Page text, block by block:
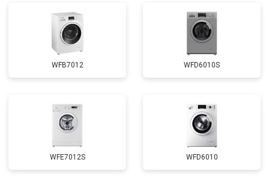
Замена прессостата от 3350 ₽ Заказать
Замена сливного насоса от 3450 ₽
Замена сливного шланга от 2100 ₽ Заказать
Замена УБЛ от 2100 ₽ Заказать
Замена приводного ремня от 2550 ₽ Заказать
WFB7012 WFD6010S
WFE7012S WFD6010